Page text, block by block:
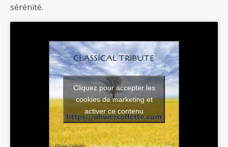
sérénité.
Cliquez pour accepter les
cookies de marketing et
activer ce contenu